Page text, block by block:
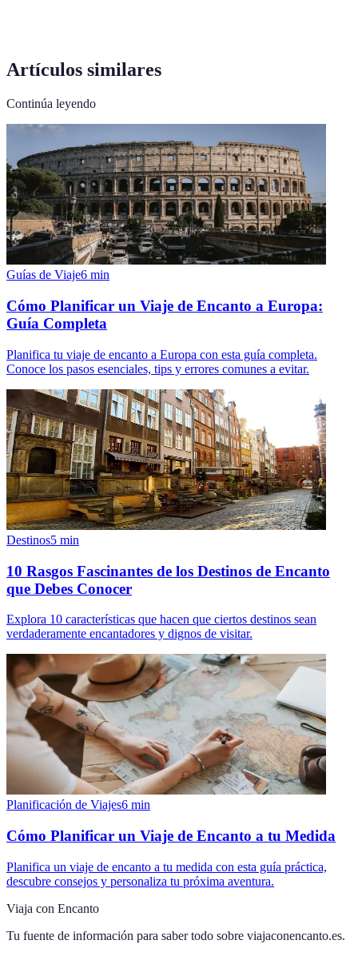
Artículos similares
Continúa leyendo
Guías de Viaje6 min
Cómo Planificar un Viaje de Encanto a Europa:
Guía Completa
Planifica tu viaje de encanto a Europa con esta guía completa.
Conoce los pasos esenciales, tips y errores comunes a evitar.
Destinos5 min
10 Rasgos Fascinantes de los Destinos de Encanto
que Debes Conocer
Explora 10 características que hacen que ciertos destinos sean
verdaderamente encantadores y dignos de visitar.
Planificación de Viajes6 min
Cómo Planificar un Viaje de Encanto a tu Medida
Planifica un viaje de encanto a tu medida con esta guía práctica,
descubre consejos y personaliza tu próxima aventura.
Viaja con Encanto
Tu fuente de información para saber todo sobre viajaconencanto.es.